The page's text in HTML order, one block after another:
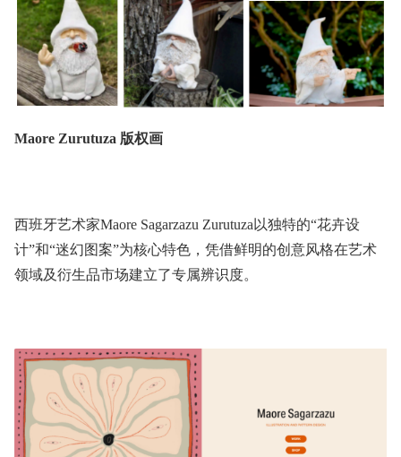
Maore Zurutuza 版权画
西班牙艺术家Maore Sagarzazu Zurutuza以独特的“花卉设
计”和“迷幻图案”为核心特色，凭借鲜明的创意风格在艺术
领域及衍生品市场建立了专属辨识度。